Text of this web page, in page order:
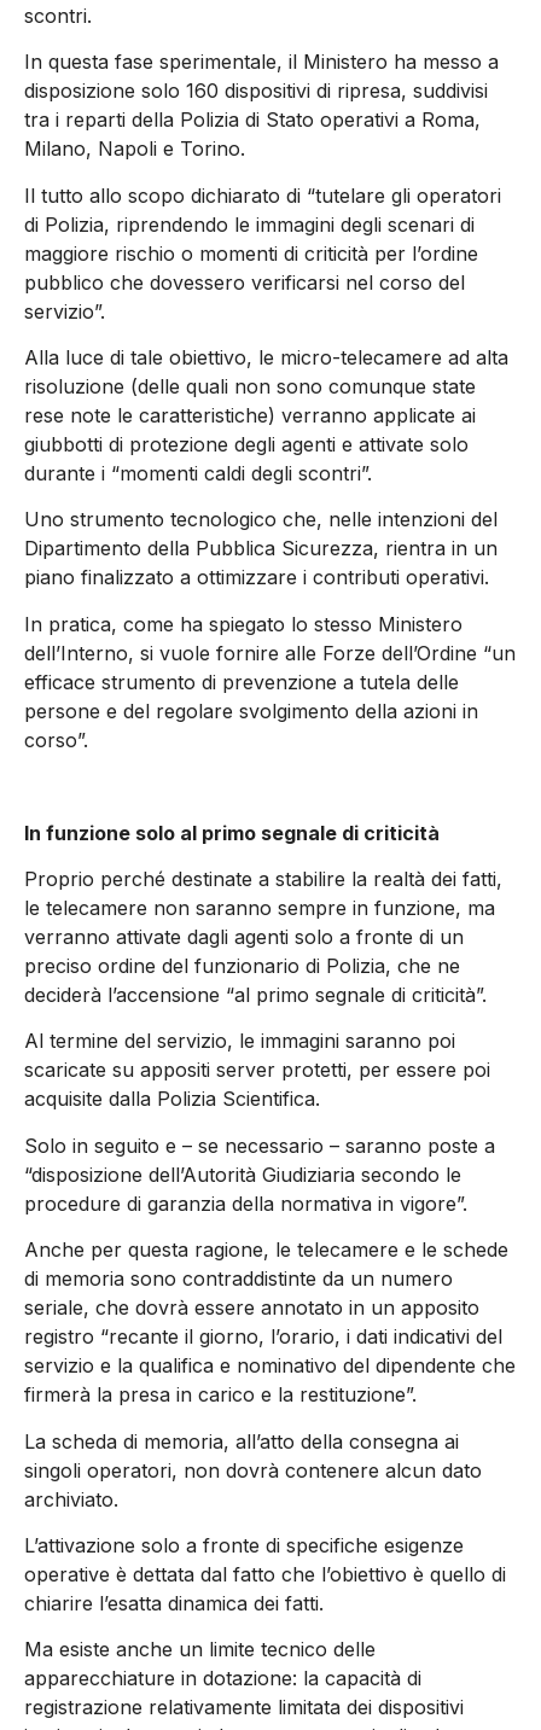
scontri.
In questa fase sperimentale, il Ministero ha messo a
disposizione solo 160 dispositivi di ripresa, suddivisi
tra i reparti della Polizia di Stato operativi a Roma,
Milano, Napoli e Torino.
Il tutto allo scopo dichiarato di “tutelare gli operatori
di Polizia, riprendendo le immagini degli scenari di
maggiore rischio o momenti di criticità per l’ordine
pubblico che dovessero verificarsi nel corso del
servizio”.
Alla luce di tale obiettivo, le micro-telecamere ad alta
risoluzione (delle quali non sono comunque state
rese note le caratteristiche) verranno applicate ai
giubbotti di protezione degli agenti e attivate solo
durante i “momenti caldi degli scontri”.
Uno strumento tecnologico che, nelle intenzioni del
Dipartimento della Pubblica Sicurezza, rientra in un
piano finalizzato a ottimizzare i contributi operativi.
In pratica, come ha spiegato lo stesso Ministero
dell’Interno, si vuole fornire alle Forze dell’Ordine “un
efficace strumento di prevenzione a tutela delle
persone e del regolare svolgimento della azioni in
corso”.
In funzione solo al primo segnale di criticità
Proprio perché destinate a stabilire la realtà dei fatti,
le telecamere non saranno sempre in funzione, ma
verranno attivate dagli agenti solo a fronte di un
preciso ordine del funzionario di Polizia, che ne
deciderà l’accensione “al primo segnale di criticità”.
Al termine del servizio, le immagini saranno poi
scaricate su appositi server protetti, per essere poi
acquisite dalla Polizia Scientifica.
Solo in seguito e – se necessario – saranno poste a
“disposizione dell’Autorità Giudiziaria secondo le
procedure di garanzia della normativa in vigore”.
Anche per questa ragione, le telecamere e le schede
di memoria sono contraddistinte da un numero
seriale, che dovrà essere annotato in un apposito
registro “recante il giorno, l’orario, i dati indicativi del
servizio e la qualifica e nominativo del dipendente che
firmerà la presa in carico e la restituzione”.
La scheda di memoria, all’atto della consegna ai
singoli operatori, non dovrà contenere alcun dato
archiviato.
L’attivazione solo a fronte di specifiche esigenze
operative è dettata dal fatto che l’obiettivo è quello di
chiarire l’esatta dinamica dei fatti.
Ma esiste anche un limite tecnico delle
apparecchiature in dotazione: la capacità di
registrazione relativamente limitata dei dispositivi